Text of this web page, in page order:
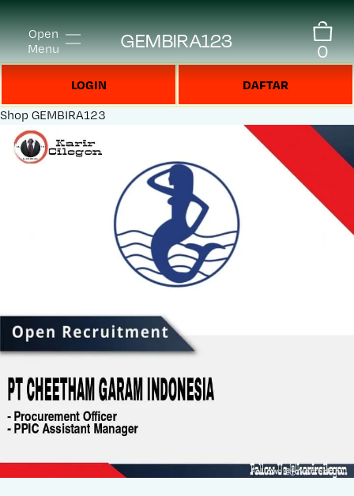
Open
Menu
GEMBIRA123 0
LOGIN DAFTAR
Shop GEMBIRA123